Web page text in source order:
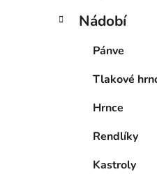
Nádobí
Pánve
Tlakové
Hrnce
Rendlíky
Kastroly